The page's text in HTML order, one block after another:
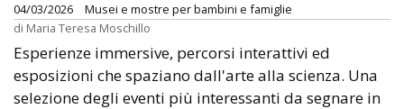
04/03/2026
Musei e mostre per bambini e famiglie
di Maria Teresa Moschillo
Esperienze immersive, percorsi interattivi ed
esposizioni che spaziano dall'arte alla scienza. Una
selezione degli eventi più interessanti da segnare in